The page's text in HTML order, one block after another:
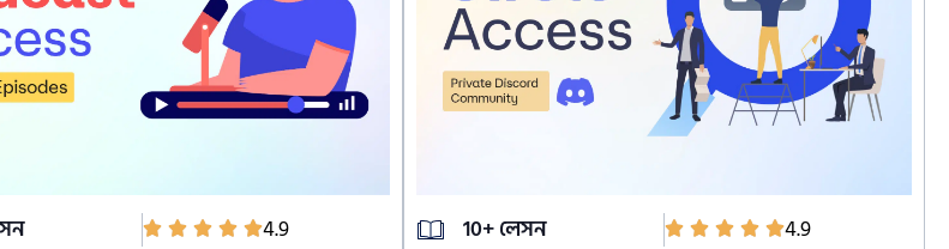
4.9 10+ লেসন 4.9